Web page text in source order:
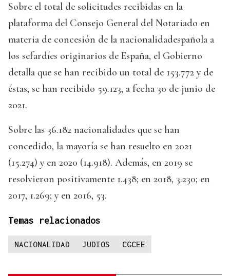
Sobre el total de solicitudes recibidas en la
plataforma del Consejo General del Notariado en
materia de concesión de la nacionalidadespañola a
los sefardíes originarios de España, el Gobierno
detalla que se han recibido un total de 153.772 y de
éstas, se han recibido 59.123, a fecha 30 de junio de
2021.
Sobre las 36.182 nacionalidades que se han
concedido, la mayoría se han resuelto en 2021
(15.274) y en 2020 (14.918). Además, en 2019 se
resolvieron positivamente 1.438; en 2018, 3.230; en
2017, 1.269; y en 2016, 53.
Temas relacionados
NACIONALIDAD JUDIOS CGCEE